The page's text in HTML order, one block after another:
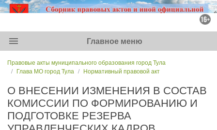
menu Главное меню
Правовые акты муниципального образования город Тула
Глава МО город Тула
Нормативный правовой акт
О ВНЕСЕНИИ ИЗМЕНЕНИЯ В СОСТАВ
КОМИССИИ ПО ФОРМИРОВАНИЮ И
ПОДГОТОВКЕ РЕЗЕРВА